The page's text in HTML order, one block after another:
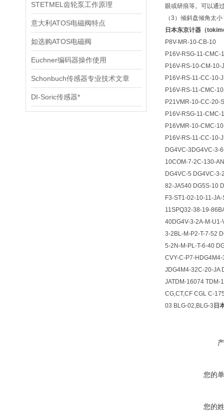
STETMEL齿轮泵工作原理
意大利ATOS电磁阀特点
如选购ATOS电磁阀
Euchner编码器操作使用
Schonbuch传感器专业技术文章
DI-Soric传感器*
眼或研痕等。可以通
（3）倾斜盘倾角太
日本东京计器（
P8V-MR-10-CB-10
P16V-RSG-11-CMC-
P16V-RS-10-CM-10-J
P16V-RS-11-CC-10-J
P16V-RS-11-CMC-
P21VMR-10-CC-20-
P16V-RSG-11-CMC-
P16VMR-10-CMC-
P16V-RS-11-CC-10-
DG4VC-3DG4VC-3-
10COM-7-2C-130-
DG4VC-5 DG4VC-
82-JA540 DG5S-10
F3-ST1-02-10-11-
11SPQ32-38-19-
40DG4V-3-2A-M-U1-
3-2BL-M-P2-T-7-52
5-2N-M-PL-T-6-40
CVY-C-P7-
JDG4M4-32C-20-JA
JATDM-16074 TDM-
CG,CT,CF CGL C-
03 BLG-02,BLG-3 日
您的
您的